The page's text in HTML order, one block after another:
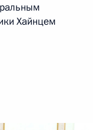
Хайнцем